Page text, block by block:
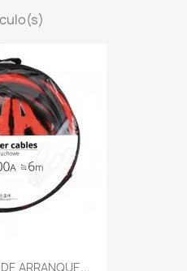
ARRANQUE...